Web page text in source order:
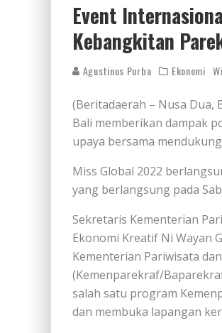
Event
Kebangkitan
Agustinus Purba Ekonomi
(Beritadaerah – Nusa Dua,
Bali memberikan dampak
upaya bersama
Miss Global 2022
yang berlangsung pada
Sekretaris Kementerian
Ekonomi Kreatif Ni Wayan
Kementerian Pariwisata
(Kemenparekraf/
salah satu program
dan membuka lapangan